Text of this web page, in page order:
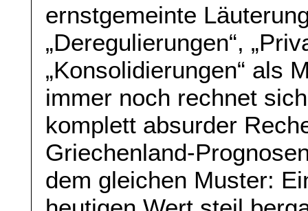
ernstgemeinte
„Deregulierungen“,
„Konsolidierungen“ als
immer noch rechnet
komplett absurder
Griechenland-
dem gleichen Muster: